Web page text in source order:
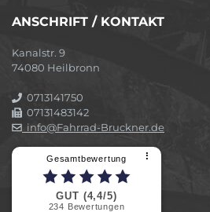
ANSCHRIFT / KONTAKT
Kanalstr. 9
74080 Heilbronn
0713141750
07131483142
info@Fahrrad-Bruckner.de
Gesamtbewertung ⠇
GUT (4,4/5)
234 Bewertungen